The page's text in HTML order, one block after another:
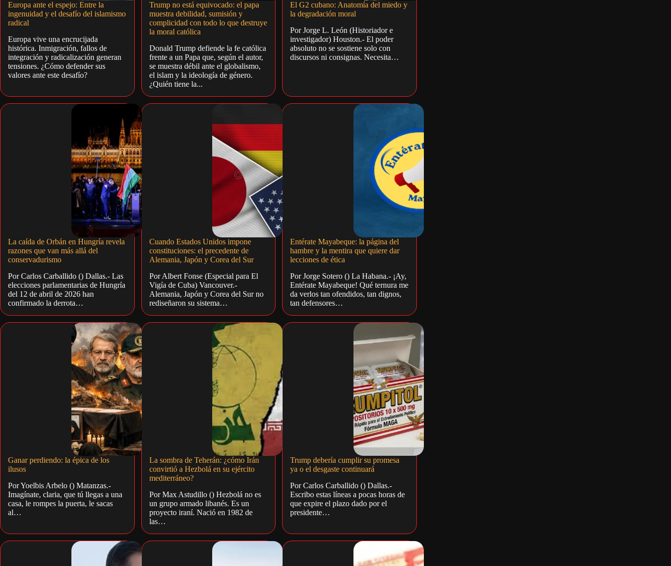
Europa ante el espejo: Entre la
ingenuidad y el desafío del islamismo
radical
Europa vive una encrucijada
histórica. Inmigración, fallos de
integración y radicalización generan
tensiones. ¿Cómo defender sus
valores ante este desafío?
Trump no está equivocado: el papa
muestra debilidad, sumisión y
complicidad con todo lo que destruye
la moral católica
Donald Trump defiende la fe católica
frente a un Papa que, según el autor,
se muestra débil ante el globalismo,
el islam y la ideología de género.
¿Quién tiene la...
El G2 cubano: Anatomía del miedo y
la degradación moral
Por Jorge L. León (Historiador e
investigador) Houston.- El poder
absoluto no se sostiene solo con
discursos ni consignas. Necesita…
La caída de Orbán en Hungría revela
razones que van más allá del
conservadurismo
Por Carlos Carballido () Dallas.- Las
elecciones parlamentarias de Hungría
del 12 de abril de 2026 han
confirmado la derrota…
Cuando Estados Unidos impone
constituciones: el precedente de
Alemania, Japón y Corea del Sur
Por Albert Fonse (Especial para El
Vigía de Cuba) Vancouver.-
Alemania, Japón y Corea del Sur no
rediseñaron su sistema…
Entérate Mayabeque: la página del
hambre y la mentira que quiere dar
lecciones de ética
Por Jorge Sotero () La Habana.- ¡Ay,
Entérate Mayabeque! Qué ternura me
da verlos tan ofendidos, tan dignos,
tan defensores…
Ganar perdiendo: la épica de los
ilusos
Por Yoelbis Arbelo () Matanzas.-
Imagínate, claria, que tú llegas a una
casa, le rompes la puerta, le sacas
al…
La sombra de Teherán: ¿cómo Irán
convirtió a Hezbolá en su ejército
mediterráneo?
Por Max Astudillo () Hezbolá no es
un grupo armado libanés. Es un
proyecto iraní. Nació en 1982 de
las…
Trump debería cumplir su promesa
ya o el desgaste continuará
Por Carlos Carballido () Dallas.-
Escribo estas líneas a pocas horas de
que expire el plazo dado por el
presidente…